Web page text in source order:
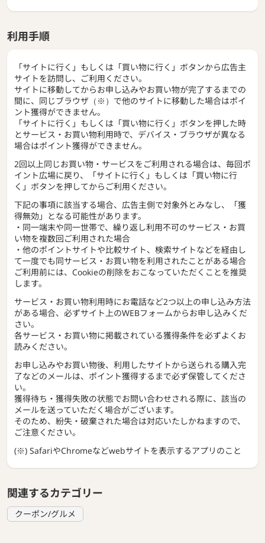
利用手順
「サイトに行く」もしくは「買い物に行く」ボタンから広告主
サイトを訪問し、ご利用ください。
サイトに移動してからお申し込みやお買い物が完了するまでの
間に、同じブラウザ（※）で他のサイトに移動した場合はポイ
ント獲得ができません。
「サイトに行く」もしくは「買い物に行く」ボタンを押した時
とサービス・お買い物利用時で、デバイス・ブラウザが異なる
場合はポイント獲得ができません。
2回以上同じお買い物・サービスをご利用される場合は、毎回ポ
イント広場に戻り、「サイトに行く」もしくは「買い物に行
く」ボタンを押してからご利用ください。
下記の事項に該当する場合、広告主側で対象外とみなし、「獲
得無効」となる可能性があります。
・同一端末や同一世帯で、繰り返し利用不可のサービス・お買
い物を複数回ご利用された場合
・他のポイントサイトや比較サイト、検索サイトなどを経由し
て一度でも同サービス・お買い物を利用されたことがある場合
ご利用前には、Cookieの削除をおこなっていただくことを推奨
します。
サービス・お買い物利用時にお電話など2つ以上の申し込み方法
がある場合、必ずサイト上のWEBフォームからお申し込みくだ
さい。
各サービス・お買い物に掲載されている獲得条件を必ずよくお
読みください。
お申し込みやお買い物後、利用したサイトから送られる購入完
了などのメールは、ポイント獲得するまで必ず保管してくださ
い。
獲得待ち・獲得失敗の状態でお問い合わせされる際に、該当の
メールを送っていただく場合がございます。
そのため、紛失・破棄された場合は対応いたしかねますので、
ご注意ください。
(※) SafariやChromeなどwebサイトを表示するアプリのこと
関連するカテゴリー
クーポン/グルメ